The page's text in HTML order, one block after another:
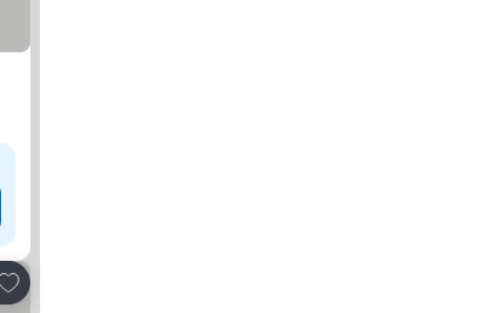
aan favorieten